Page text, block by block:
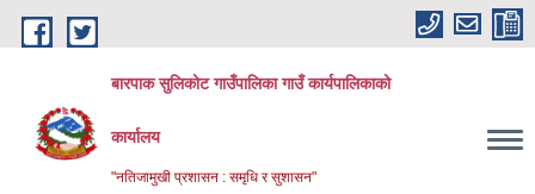
Skip to main content
बारपाक सुलिकोट गाउँपालिका गाउँ कार्यपालिकाको
कार्यालय
"नतिजामुखी प्रशासन : समृधि र सुशासन"